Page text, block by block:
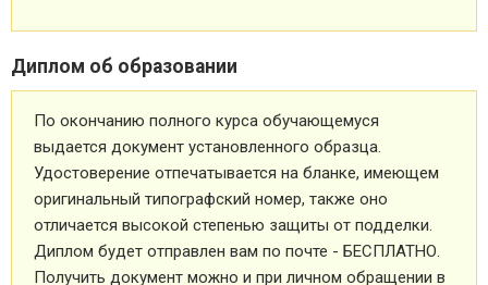
Диплом об образовании
По окончанию полного курса обучающемуся
выдается документ установленного образца.
Удостоверение отпечатывается на бланке, имеющем
оригинальный типографский номер, также оно
отличается высокой степенью защиты от подделки.
Диплом будет отправлен вам по почте - БЕСПЛАТНО.
Получить документ можно и при личном обращении в